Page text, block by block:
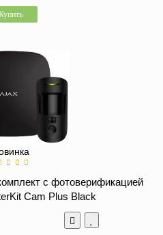
с фотоверификацией
Cam Plus Black